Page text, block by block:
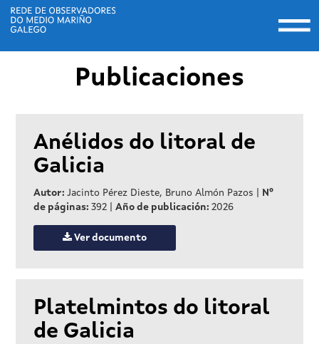
Publicaciones
Anélidos do litoral de
Galicia
Autor:Jacinto Pérez Dieste, Bruno Almón Pazos
Nº
de páginas:392 |Año de publicación:2026
Ver documento
Platelmintos do litoral
de Galicia